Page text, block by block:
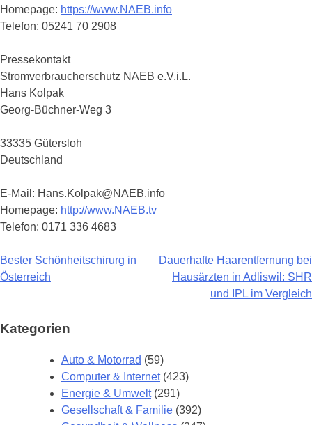
Homepage: https://www.NAEB.info
Telefon: 05241 70 2908
Pressekontakt
Stromverbraucherschutz NAEB e.V.i.L.
Hans Kolpak
Georg-Büchner-Weg 3
33335 Gütersloh
Deutschland
E-Mail: Hans.Kolpak@NAEB.info
Homepage: http://www.NAEB.tv
Telefon: 0171 336 4683
Beitragsnavigation
Bester Schönheitschirurg in
Österreich
Dauerhafte Haarentfernung bei
Hausärzten in Adliswil: SHR
und IPL im Vergleich
Kategorien
Auto & Motorrad (59)
Computer & Internet(423)
Energie & Umwelt(291)
Gesellschaft & Familie (392)